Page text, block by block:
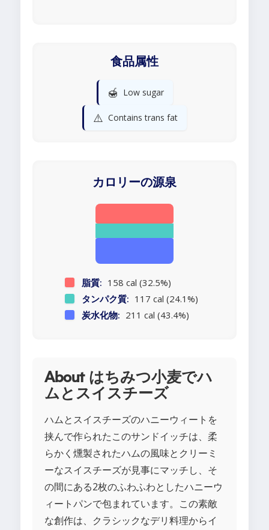
食品属性
🍯 Low sugar
⚠️ Contains trans fat
カロリーの源泉
脂質: 158 cal (32.5%)
タンパク質: 117 cal (24.1%)
炭水化物: 211 cal (43.4%)
About はちみつ小麦でハ
ムとスイスチーズ
ハムとスイスチーズのハニーウィートを
挟んで作られたこのサンドイッチは、柔
らかく燻製されたハムの風味とクリーミ
ーなスイスチーズが見事にマッチし、そ
の間にある2枚のふわふわとしたハニーウ
ィートパンで包まれています。この素敵
な創作は、クラシックなデリ料理からイ